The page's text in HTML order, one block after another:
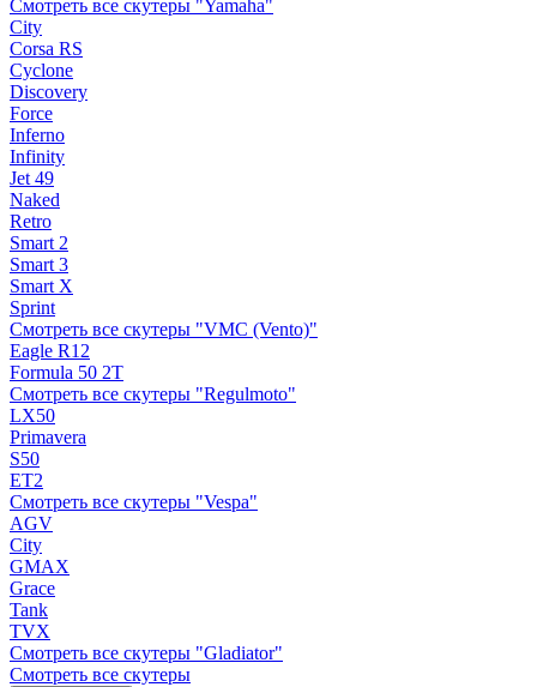
Смотреть все скутеры "Yamaha"
City
Corsa RS
Cyclone
Discovery
Force
Inferno
Infinity
Jet 49
Naked
Retro
Smart 2
Smart 3
Smart X
Sprint
Смотреть все скутеры "VMC (Vento)"
Eagle R12
Formula 50 2Т
Смотреть все скутеры "Regulmoto"
LX50
Primavera
S50
ET2
Смотреть все скутеры "Vespa"
AGV
City
GMAX
Grace
Tank
TVX
Смотреть все скутеры "Gladiator"
Смотреть все скутеры